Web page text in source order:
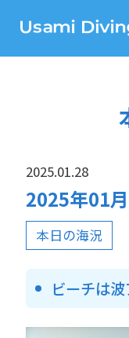
2025.01.28
2025年01
本日の海況
ビーチは